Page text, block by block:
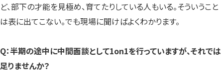
ど、部下の才能を見極め、育てたりしている人もいる。そういうこと
は表に出てこない。でも現場に聞けばよくわかります。
Q：半期の途中に中間面談として1on1を行っていますが、それでは
足りませんか？